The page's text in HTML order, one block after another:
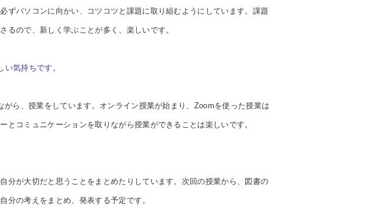
ずパソコンに向かい、コツコツと課題に取り組むようにしています。課題
ので、新しく学ぶことが多く、楽しいです。
気持ちです。
ら、授業をしています。オンライン授業が始まり、Zoomを使った授業は
コミュニケーションを取りながら授業ができることは楽しいです。
分が大切だと思うことをまとめたりしています。次回の授業から、図書の
分の考えをまとめ、発表する予定です。